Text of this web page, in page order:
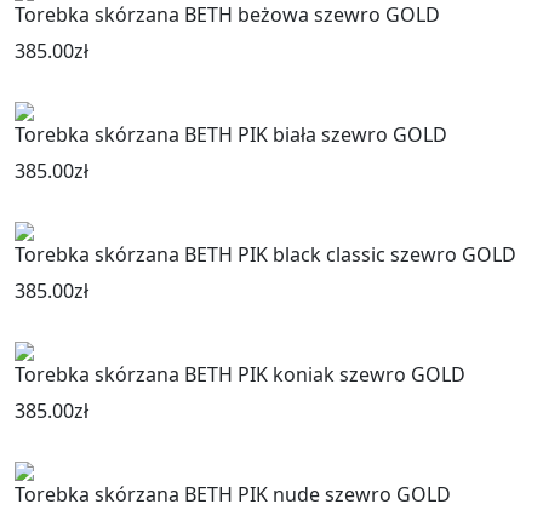
Torebka skórzana BETH beżowa szewro GOLD
385.00zł
Torebka skórzana BETH PIK biała szewro GOLD
385.00zł
Torebka skórzana BETH PIK black classic szewro GOLD
385.00zł
Torebka skórzana BETH PIK koniak szewro GOLD
385.00zł
Torebka skórzana BETH PIK nude szewro GOLD